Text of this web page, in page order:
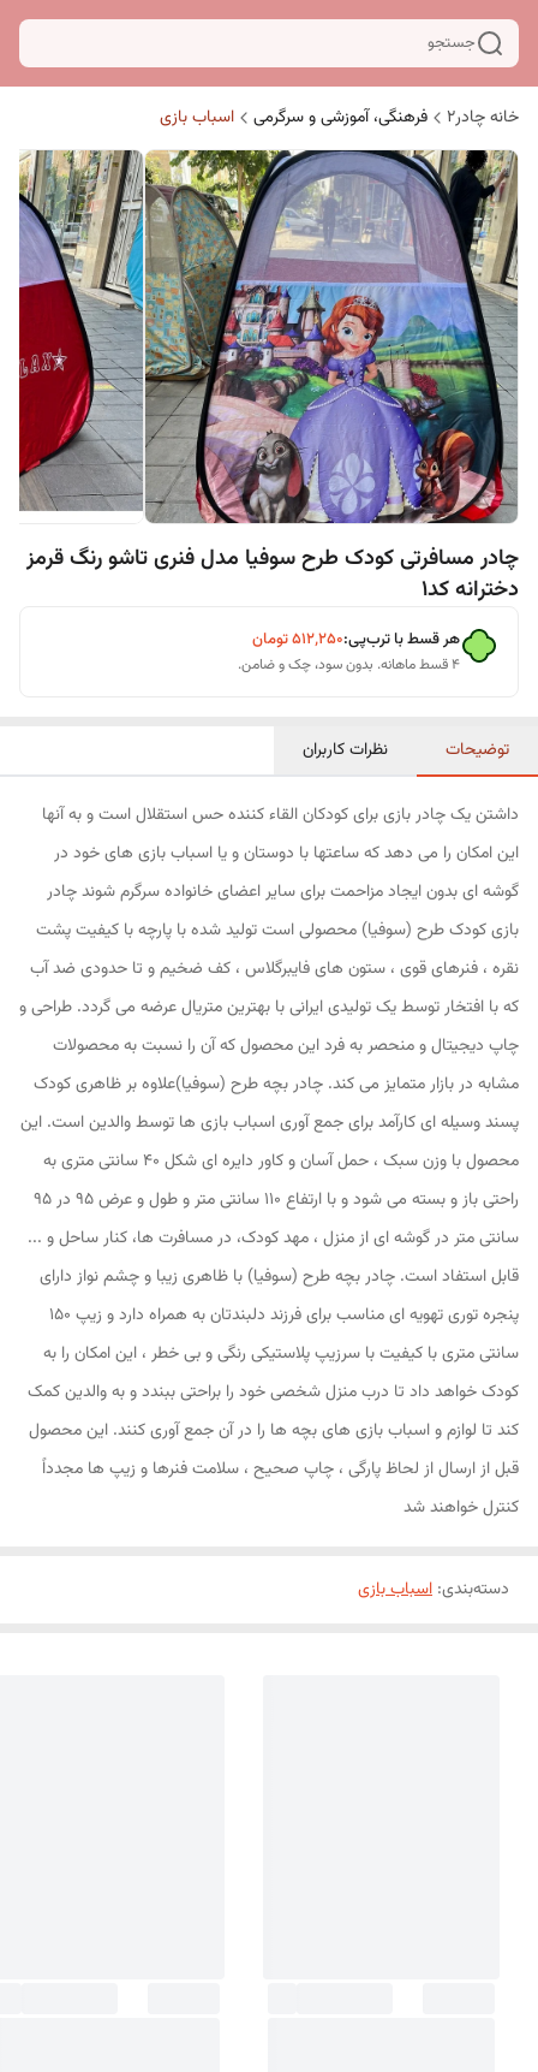
جستجو
خانه چادر۲ فرهنگی، آموزشی و سرگرمی اسباب بازی
چادر مسافرتی کودک طرح سوفیا مدل فنری تاشو رنگ قرمز
دخترانه کد1
هر قسط با ترب‌پی:۵۱۲٬۲۵۰تومان
۴ قسط ماهانه. بدون سود، چک و ضامن.
توضیحات نظرات کاربران
داشتن یک چادر بازی برای کودکان القاء کننده حس استقلال است و به آنها
این امکان را می دهد که ساعتها با دوستان و یا اسباب بازی های خود در
گوشه ای بدون ایجاد مزاحمت برای سایر اعضای خانواده سرگرم شوند چادر
بازی کودک طرح (سوفیا) محصولی است تولید شده با پارچه با کیفیت پشت
نقره ، فنرهای قوی ، ستون های فایبرگلاس ، کف ضخیم و تا حدودی ضد آب
که با افتخار توسط یک تولیدی ایرانی با بهترین متریال عرضه می گردد. طراحی و
چاپ دیجیتال و منحصر به فرد این محصول که آن را نسبت به محصولات
مشابه در بازار متمایز می کند. چادر بچه طرح (سوفیا)علاوه بر ظاهری کودک
پسند وسیله ای کارآمد برای جمع آوری اسباب بازی ها توسط والدین است. این
محصول با وزن سبک ، حمل آسان و کاور دایره ای شکل 40 سانتی متری به
راحتی باز و بسته می شود و با ارتفاع 110 سانتی متر و طول و عرض 95 در 95
سانتی متر در گوشه ای از منزل ، مهد کودک، در مسافرت ها، کنار ساحل و ...
قابل استفاد است. چادر بچه طرح (سوفیا) با ظاهری زیبا و چشم نواز دارای
پنجره توری تهویه ای مناسب برای فرزند دلبندتان به همراه دارد و زیپ 150
سانتی متری با کیفیت با سرزیپ پلاستیکی رنگی و بی خطر ، این امکان را به
کودک خواهد داد تا درب منزل شخصی خود را براحتی ببندد و به والدین کمک
کند تا لوازم و اسباب بازی های بچه ها را در آن جمع آوری کنند. این محصول
قبل از ارسال از لحاظ پارگی ، چاپ صحیح ، سلامت فنرها و زیپ ها مجدداً
کنترل خواهند شد
دسته‌بندی: اسباب بازی